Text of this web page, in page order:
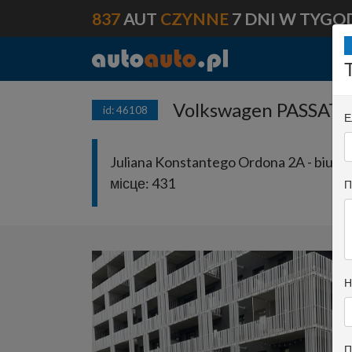
837AUT CZYNNE 7 DNI W
id: 46108 Volkswagen PASSAT
Juliana Konstantego Ordona 2A - biuro
місце:431